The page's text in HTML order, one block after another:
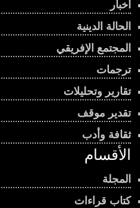
أخبار
الحالة الدينية
المجتمع الإفريقي
ترجمات
تقارير وتحليلات
تقدير موقف
ثقافة وأدب
الأقسام
المجلة
كتاب قراءات